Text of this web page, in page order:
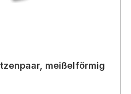
meißelförmig